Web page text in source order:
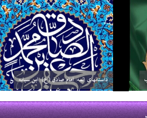
چرا امام علی (ع) نسبت به همه انبیاء غیر از خاتم
انبیاء (ص) برتری دارد؟
29 اسفند 03